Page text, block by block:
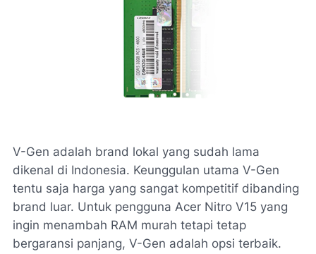
V-Gen adalah brand lokal yang sudah lama
dikenal di Indonesia. Keunggulan utama V-Gen
tentu saja harga yang sangat kompetitif dibanding
brand luar. Untuk pengguna Acer Nitro V15 yang
ingin menambah RAM murah tetapi tetap
bergaransi panjang, V-Gen adalah opsi terbaik.